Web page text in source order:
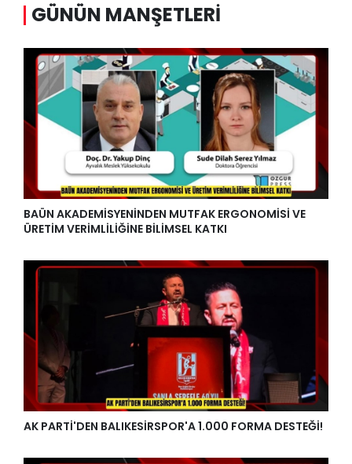
GÜNÜN MANŞETLERI
BAÜN AKADEMİSYENİNDEN MUTFAK ERGONOMİSİ VE
ÜRETİM VERİMLİLİĞİNE BİLİMSEL KATKI
AK PARTİ'DEN BALIKESİRSPOR'A 1.000 FORMA DESTEĞİ!